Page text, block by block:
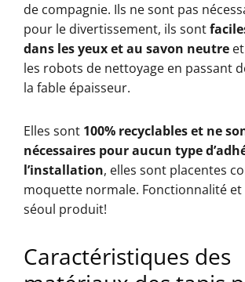
de compagnie. Ils ne sont pas
pour le divertissement, ils sont
dans les yeux et au savon neutre
les robots de nettoyage en passant
la fable épaisseur.
Elles sont 100% recyclables et ne
nécessaires pour aucun type
l’installation, elles sont placentes
moquette normale. Fonctionnalité et
séoul ​​produit!
Caractéristiques des